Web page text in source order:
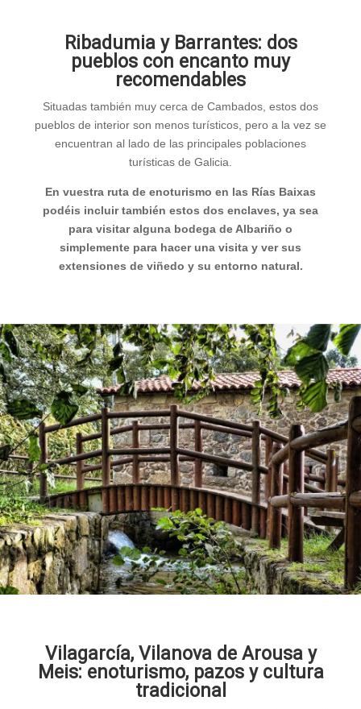
Ribadumia y Barrantes: dos
pueblos con encanto muy
recomendables
Situadas también muy cerca de Cambados, estos dos
pueblos de interior son menos turísticos, pero a la vez se
encuentran al lado de las principales poblaciones
turísticas de Galicia.
En vuestra ruta de enoturismo en las Rías Baixas
podéis incluir también estos dos enclaves, ya sea
para visitar alguna bodega de Albariño o
simplemente para hacer una visita y ver sus
extensiones de viñedo y su entorno natural.
Vilagarcía, Vilanova de Arousa y
Meis: enoturismo, pazos y cultura
tradicional